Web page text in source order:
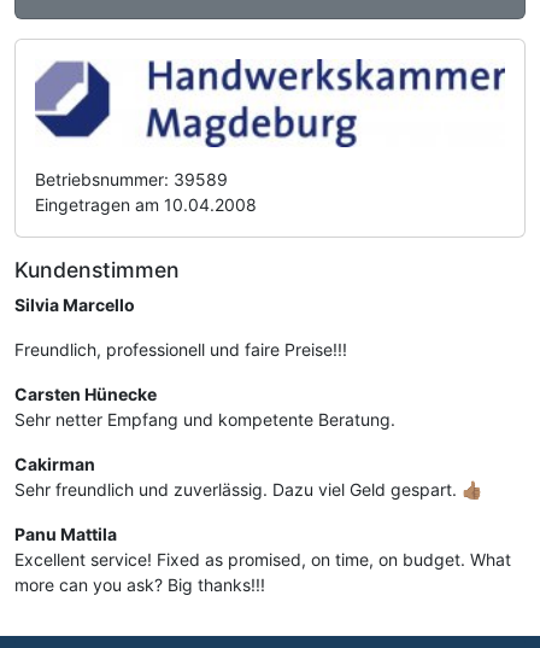
Betriebsnummer: 39589
Eingetragen am 10.04.2008
Kundenstimmen
Silvia Marcello
Freundlich, professionell und faire Preise!!!
Carsten Hünecke
Sehr netter Empfang und kompetente Beratung.
Cakirman
Sehr freundlich und zuverlässig. Dazu viel Geld gespart. 👍🏽
Panu Mattila
Excellent service! Fixed as promised, on time, on budget. What
more can you ask? Big thanks!!!